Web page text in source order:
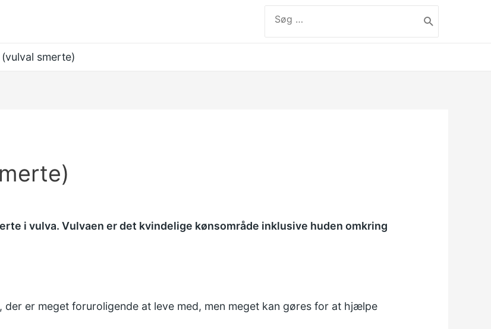
efter:
label
smerte)
i vulva. Vulvaen er det kvindelige kønsområde inklusive huden omkring
er meget foruroligende at leve med, men meget kan gøres for at hjælpe